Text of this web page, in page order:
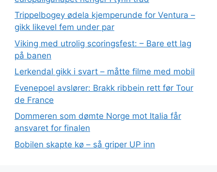
Trippelbogey ødela kjemperunde for Ventura –
gikk likevel fem under par
Viking med utrolig scoringsfest: – Bare ett lag
på banen
Lerkendal gikk i svart – måtte filme med mobil
Evenepoel avslører: Brakk ribbein rett før Tour
de France
Dommeren som dømte Norge mot Italia får
ansvaret for finalen
Bobilen skapte kø – så griper UP inn